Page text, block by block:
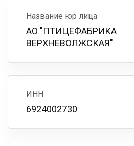
Название юр лица
АО "ПТИЦЕФАБРИКА
ВЕРХНЕВОЛЖСКАЯ"
ИНН
6924002730